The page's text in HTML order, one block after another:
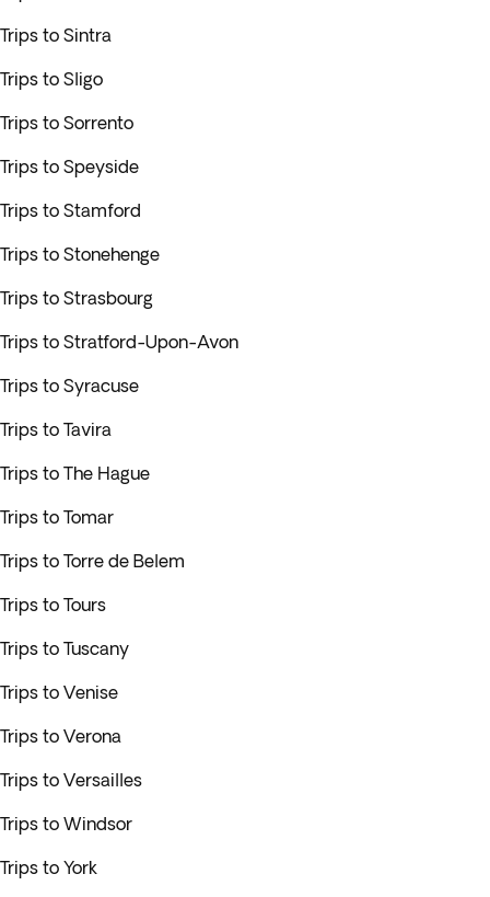
Trips to Sintra
Trips to Sligo
Trips to Sorrento
Trips to Speyside
Trips to Stamford
Trips to Stonehenge
Trips to Strasbourg
Trips to Stratford-Upon-Avon
Trips to Syracuse
Trips to Tavira
Trips to The Hague
Trips to Tomar
Trips to Torre de Belem
Trips to Tours
Trips to Tuscany
Trips to Venise
Trips to Verona
Trips to Versailles
Trips to Windsor
Trips to York